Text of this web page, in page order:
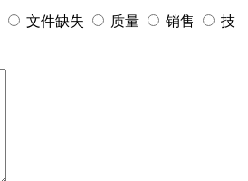
文件缺失 质量 销售
技